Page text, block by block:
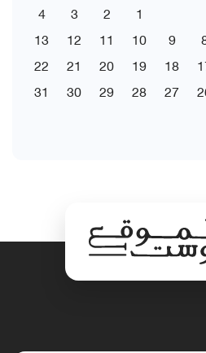
1
2
3
4
9
10
11
12
13
18
19
20
21
22
27
28
29
30
31